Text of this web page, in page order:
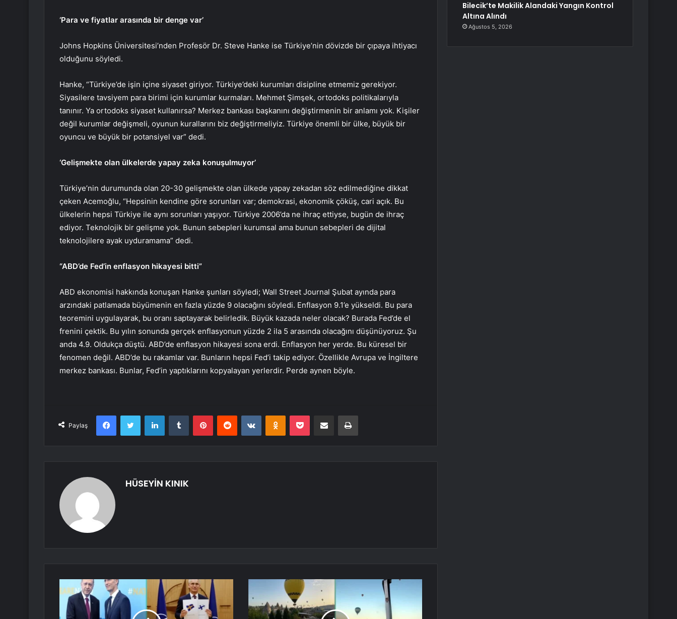
‘Para ve fiyatlar arasında bir denge var’
Johns Hopkins Üniversitesi’nden Profesör Dr. Steve Hanke ise Türkiye’nin dövizde bir çıpaya ihtiyacı
olduğunu söyledi.
Hanke, “Türkiye’de işin içine siyaset giriyor. Türkiye’deki kurumları disipline etmemiz gerekiyor.
Siyasilere tavsiyem para birimi için kurumlar kurmaları. Mehmet Şimşek, ortodoks politikalarıyla
tanınır. Ya ortodoks siyaset kullanırsa? Merkez bankası başkanını değiştirmenin bir anlamı yok. Kişiler
değil kurumlar değişmeli, oyunun kurallarını biz değiştirmeliyiz. Türkiye önemli bir ülke, büyük bir
oyuncu ve büyük bir potansiyel var” dedi.
‘Gelişmekte olan ülkelerde yapay zeka konuşulmuyor’
Türkiye’nin durumunda olan 20-30 gelişmekte olan ülkede yapay zekadan söz edilmediğine dikkat
çeken Acemoğlu, “Hepsinin kendine göre sorunları var; demokrasi, ekonomik çöküş, cari açık. Bu
ülkelerin hepsi Türkiye ile aynı sorunları yaşıyor. Türkiye 2006’da ne ihraç ettiyse, bugün de ihraç
ediyor. Teknolojik bir gelişme yok. Bunun sebepleri kurumsal ama bunun sebepleri de dijital
teknolojilere ayak uyduramama” dedi.
“ABD’de Fed’in enflasyon hikayesi bitti”
ABD ekonomisi hakkında konuşan Hanke şunları söyledi; Wall Street Journal Şubat ayında para
arzındaki patlamada büyümenin en fazla yüzde 9 olacağını söyledi. Enflasyon 9.1’e yükseldi. Bu para
teoremini uygulayarak, bu oranı saptayarak belirledik. Büyük kazada neler olacak? Burada Fed’de el
frenini çektik. Bu yılın sonunda gerçek enflasyonun yüzde 2 ila 5 arasında olacağını düşünüyoruz. Şu
anda 4.9. Oldukça düştü. ABD’de enflasyon hikayesi sona erdi. Enflasyon her yerde. Bu küresel bir
fenomen değil. ABD’de bu rakamlar var. Bunların hepsi Fed’i takip ediyor. Özellikle Avrupa ve İngiltere
merkez bankası. Bunlar, Fed’in yaptıklarını kopyalayan yerlerdir. Perde aynen böyle.
Paylaş
FacebookTwitter LinkedInTumblr PinterestReddit VKontakteOdnoklassniki
Pocket E-Posta ile paylaş Yazdır
HÜSEYİN KINIK
Bilecik’te Makilik Alandaki Yangın Kontrol
Altına Alındı
Ağustos 5, 2026